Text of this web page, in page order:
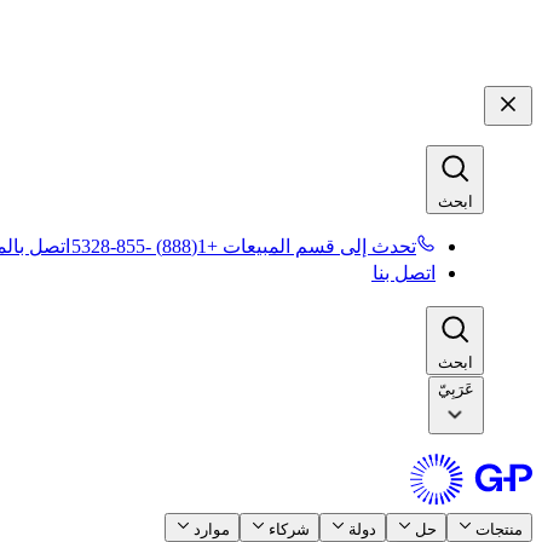
ابحث​​
تحدث إلى قسم المبيعات +1(888) -855-5328​​
اتصل
اتصل بنا​​
ابحث​​
عَرَبِيّ
منتجات​​ حل​​ دولة​​ شركاء​​
موارد​​